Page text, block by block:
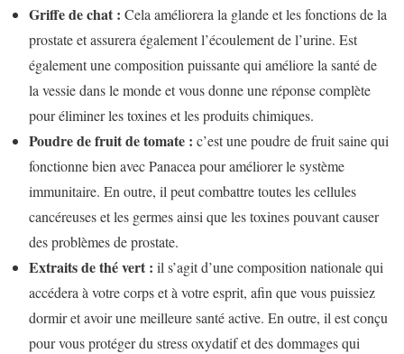
Griffe de chat : Cela améliorera la glande et les fonctions de la
prostate et assurera également l’écoulement de l’urine. Est
également une composition puissante qui améliore la santé de
la vessie dans le monde et vous donne une réponse complète
pour éliminer les toxines et les produits chimiques.
Poudre de fruit de tomate : c’est une poudre de fruit saine qui
fonctionne bien avec Panacea pour améliorer le système
immunitaire. En outre, il peut combattre toutes les cellules
cancéreuses et les germes ainsi que les toxines pouvant causer
des problèmes de prostate.
Extraits de thé vert : il s’agit d’une composition nationale qui
accédera à votre corps et à votre esprit, afin que vous puissiez
dormir et avoir une meilleure santé active. En outre, il est conçu
pour vous protéger du stress oxydatif et des dommages qui